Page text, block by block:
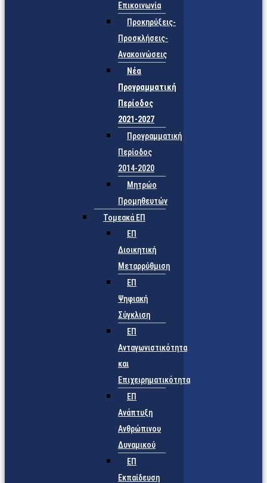
Επικοινωνία
Προκηρύξεις-
Προσκλήσεις-
Ανακοινώσεις
Νέα
Προγραμματική
Περίοδος
2021-2027
Προγραμματική
Περίοδος
2014-2020
Μητρώο
Προμηθευτών
Τομεακά ΕΠ
ΕΠ
Διοικητική
Μεταρρύθμιση
ΕΠ
Ψηφιακή
Σύγκλιση
ΕΠ
Ανταγωνιστικότητα
και
Επιχειρηματικότητα
ΕΠ
Ανάπτυξη
Ανθρώπινου
Δυναμικού
ΕΠ
Εκπαίδευση